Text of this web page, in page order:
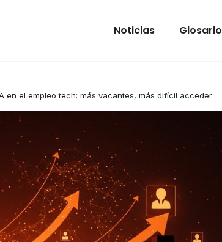
Noticias Glosario
en el empleo tech: más vacantes, más difícil acceder